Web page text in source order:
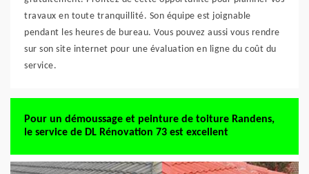
travaux en toute tranquillité. Son équipe est joignable
pendant les heures de bureau. Vous pouvez aussi vous rendre
sur son site internet pour une évaluation en ligne du coût du
service.
Pour un démoussage et peinture de toiture Randens,
le service de DL Rénovation 73 est excellent